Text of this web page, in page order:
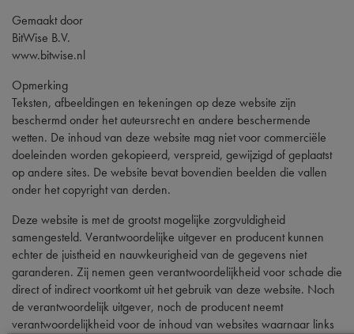
Gemaakt door
BitWise B.V.
www.bitwise.nl
Opmerking
Teksten, afbeeldingen en tekeningen op deze website zijn
beschermd onder het auteursrecht en andere beschermende
wetten. De inhoud van deze website mag niet voor commerciële
doeleinden worden gekopieerd, verspreid, gewijzigd of geplaatst
op andere sites. De website bevat bovendien beelden die vallen
onder het copyright van derden.
Deze website is met de grootst mogelijke zorgvuldigheid
samengesteld. Verantwoordelijke uitgever en producent kunnen
echter de juistheid en nauwkeurigheid van de gegevens niet
garanderen. Zij nemen geen verantwoordelijkheid voor schade die
direct of indirect voortkomt uit het gebruik van deze website. Noch
de verantwoordelijk uitgever, noch de producent neemt
verantwoordelijkheid voor de inhoud van websites waarnaar links